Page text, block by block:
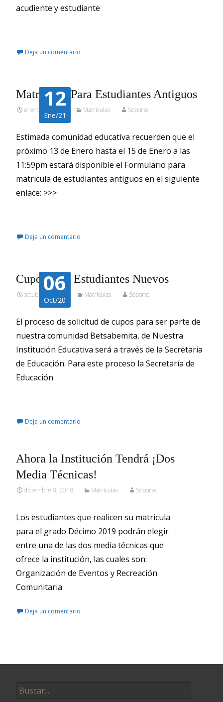
acudiente y estudiante
Deja un comentario
12
Ene/21
Matrículas Para Estudiantes Antiguos
enero 12, 2021 Matriculas Soporte
Estimada comunidad educativa recuerden que el
próximo 13 de Enero hasta el 15 de Enero a las
11:59pm estará disponible el Formulario para
matricula de estudiantes antiguos en el siguiente
enlace: >>>
Deja un comentario
06
Oct/20
Cupos Para Estudiantes Nuevos
octubre 6, 2020 Matriculas Soporte
El proceso de solicitud de cupos para ser parte de
nuestra comunidad Betsabemita, de Nuestra
Institución Educativa será a través de la Secretaria
de Educación. Para este proceso la Secretaría de
Educación
Deja un comentario
Ahora la Institución Tendrá ¡Dos
Media Técnicas!
diciembre 8, 2018 Matriculas Soporte
Los estudiantes que realicen su matricula
para el grado Décimo 2019 podrán elegir
entre una de las dos media técnicas que
ofrece la institución, las cuales son:
Organización de Eventos y Recreación
Comunitaria
Deja un comentario
por: